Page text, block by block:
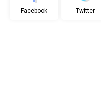
Facebook Twitter